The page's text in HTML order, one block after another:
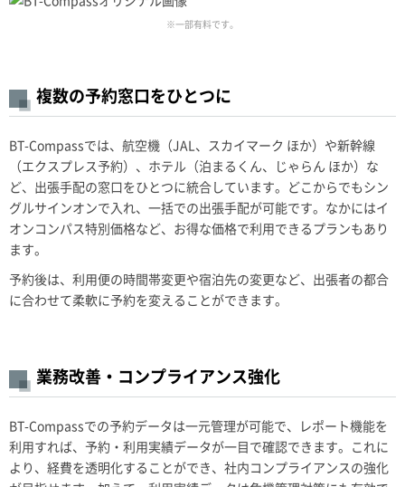
※一部有料です。
複数の予約窓口をひとつに
BT-Compassでは、航空機（JAL、スカイマーク ほか）や新幹線
（エクスプレス予約）、ホテル（泊まるくん、じゃらん ほか）な
ど、出張手配の窓口をひとつに統合しています。どこからでもシン
グルサインオンで入れ、一括での出張手配が可能です。なかにはイ
オンコンパス特別価格など、お得な価格で利用できるプランもあり
ます。
予約後は、利用便の時間帯変更や宿泊先の変更など、出張者の都合
に合わせて柔軟に予約を変えることができます。
業務改善・コンプライアンス強化
BT-Compassでの予約データは一元管理が可能で、レポート機能を
利用すれば、予約・利用実績データが一目で確認できます。これに
より、経費を透明化することができ、社内コンプライアンスの強化